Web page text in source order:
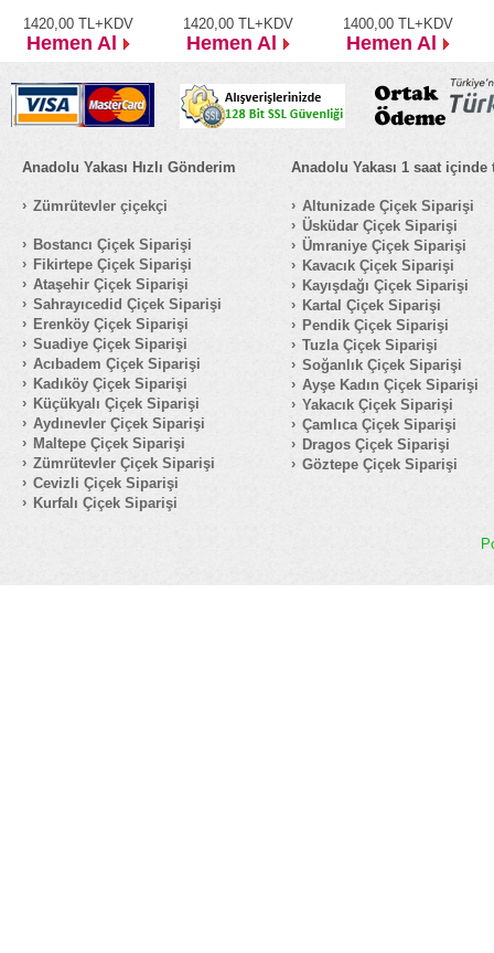
1420,00 TL+KDV
Hemen Al
1420,00 TL+KDV
Hemen Al
1400,00 TL+KDV
Hemen Al
Anadolu Yakası Hızlı Gönderim
Zümrütevler çiçekçi
Bostancı Çiçek Siparişi
Fikirtepe Çiçek Siparişi
Ataşehir Çiçek Siparişi
Sahrayıcedid Çiçek Siparişi
Erenköy Çiçek Siparişi
Suadiye Çiçek Siparişi
Acıbadem Çiçek Siparişi
Kadıköy Çiçek Siparişi
Küçükyalı Çiçek Siparişi
Aydınevler Çiçek Siparişi
Maltepe Çiçek Siparişi
Zümrütevler Çiçek Siparişi
Cevizli Çiçek Siparişi
Kurfalı Çiçek Siparişi
Anadolu Yakası 1 saat içinde
Altunizade Çiçek Siparişi
Üsküdar Çiçek Siparişi
Ümraniye Çiçek Siparişi
Kavacık Çiçek Siparişi
Kayışdağı Çiçek Siparişi
Kartal Çiçek Siparişi
Pendik Çiçek Siparişi
Tuzla Çiçek Siparişi
Soğanlık Çiçek Siparişi
Ayşe Kadın Çiçek Siparişi
Yakacık Çiçek Siparişi
Çamlıca Çiçek Siparişi
Dragos Çiçek Siparişi
Göztepe Çiçek Siparişi